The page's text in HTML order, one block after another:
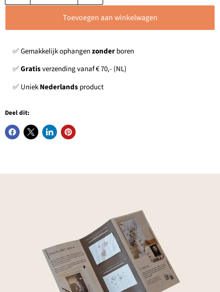
Toevoegen aan winkelwagen
✅ Gemakkelijk ophangenzonderboren
✅Gratisverzending vanaf € 70,- (NL)
✅ UniekNederlandsproduct
Deel dit: